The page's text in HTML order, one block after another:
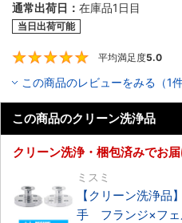
通常出荷日： 在庫品1日目
当日出荷可能
平均満足度5.0
この商品のレビューをみる（1件
この商品のクリーン洗浄品
クリーン洗浄・梱包済みでお
ミスミ
【クリーン洗浄品
手 フランジ×フェ